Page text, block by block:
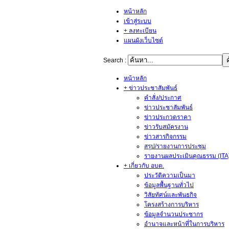
หน้าหลัก
เข้าสู่ระบบ
+ ลงทะเบียน
แผนผังเว็บไซต์
Search :
หน้าหลัก
+ ข่าวประชาสัมพันธ์
คำสั่ง/ประกาศ
ข่าวประชาสัมพันธ์
ข่าวประกวดราคา
ข่าวรับสมัครงาน
ข่าวสารกิจกรรม
สรุป/รายงานการประชุม
รายงานผลประเมินคุณธรรม
+ เกี่ยวกับ อบต.
ประวัติความเป็นมา
ข้อมูลพื้นฐานทั่วไป
วิสัยทัศน์และพันธกิจ
โครงสร้างการบริหาร
ข้อมูลจำนวนประชากร
อำนาจและหน้าที่ในการบริหาร